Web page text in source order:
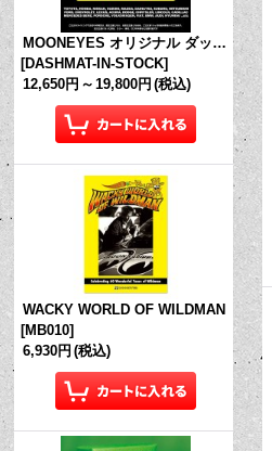
MOONEYES オリジナル ダッシュマット (in Stock!)
[DASHMAT-IN-STOCK]
12,650円 ～ 19,800円 (税込)
WACKY WORLD OF WILDMAN
[MB010]
6,930円 (税込)